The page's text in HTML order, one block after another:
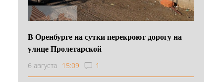
В Оренбурге на сутки перекроют дорогу на
улице Пролетарской
6 августа 15:09 1